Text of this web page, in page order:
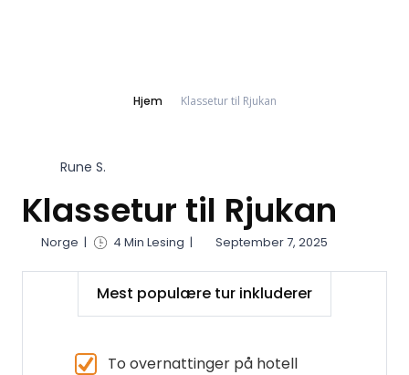
Hjem Klassetur til Rjukan
Rune S.
Klassetur til Rjukan
Norge | 4 Min Lesing | September 7, 2025
Mest populære tur inkluderer
To overnattinger på hotell